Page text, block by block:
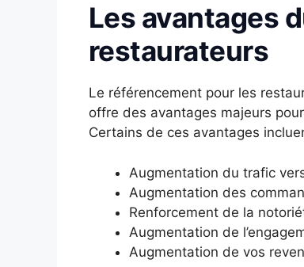
Les avantages
restaurateurs
Le référencement pour les
offre des avantages majeurs
Certains de ces avantages
Augmentation du trafic
Augmentation des
Renforcement de la
Augmentation de
Augmentation de vos